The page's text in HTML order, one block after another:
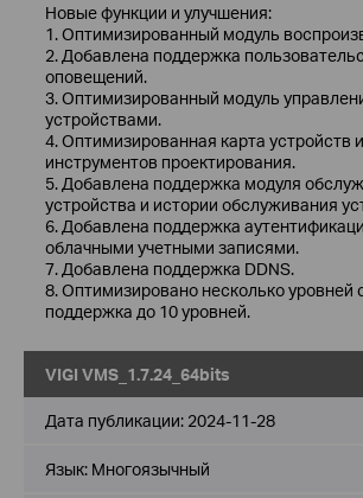
Новые функции и улучшения:
1. Оптимизированный модуль
2. Добавлена ​​поддержка
оповещений.
3. Оптимизированный модуль
устройствами.
4. Оптимизированная карта устройств
инструментов проектирования.
5. Добавлена ​​поддержка модуля
устройства и истории обслуживания
6. Добавлена ​​поддержка
облачными учетными записями.
7. Добавлена ​​поддержка DDNS.
8. Оптимизировано несколько уровней
поддержка до 10 уровней.
VIGI VMS_1.7.24_64bits
Дата публикации: 2024-11-28
Язык: Многоязычный